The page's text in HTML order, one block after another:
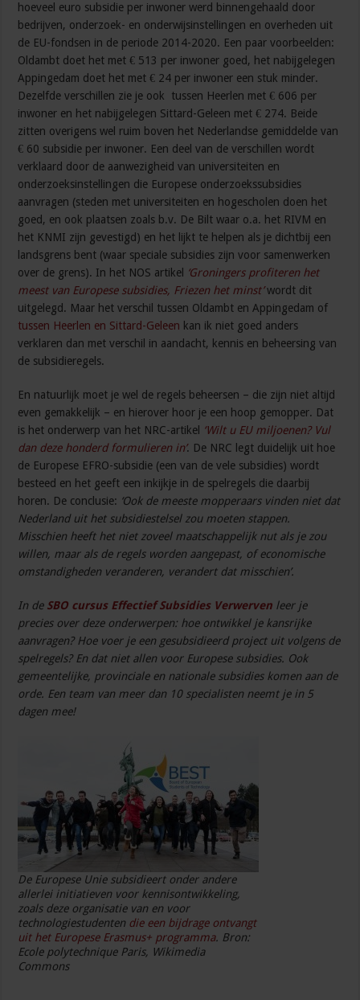
hoeveel euro subsidie per inwoner werd binnengehaald door
bedrijven, onderzoek- en onderwijsinstellingen en overheden uit
de EU-fondsen in de periode 2014-2020. Een paar voorbeelden:
Oldambt doet het met € 513 per inwoner goed, het nabijgelegen
Appingedam doet het met € 24 per inwoner een stuk minder.
Dezelfde verschillen zie je ook tussen Heerlen met € 606 per
inwoner en het nabijgelegen Sittard-Geleen met € 274. Beide
zitten overigens wel ruim boven het Nederlandse gemiddelde van
€ 60 subsidie per inwoner. Een deel van de verschillen wordt
verklaard door de aanwezigheid van universiteiten en
onderzoeksinstellingen die Europese onderzoeks­subsidies
aanvragen (steden met universiteiten en hogescholen doen het
goed, en ook plaatsen zoals b.v. De Bilt waar o.a. het RIVM en
het KNMI zijn gevestigd) en het lijkt te helpen als je dichtbij een
landsgrens bent (waar speciale subsidies zijn voor samenwerken
over de grens). In het NOS artikel ‘Groningers profiteren het
meest van Europese subsidies, Friezen het minst’wordt dit
uitgelegd. Maar het verschil tussen Oldambt en Appingedam of
tussen Heerlen en Sittard-Geleen kan ik niet goed anders
verklaren dan met verschil in aandacht, kennis en beheersing van
de subsidieregels.
En natuurlijk moet je wel de regels beheersen – die zijn niet altijd
even gemakkelijk – en hierover hoor je een hoop gemopper. Dat
is het onderwerp van het NRC-artikel ‘Wilt u EU miljoenen? Vul
dan deze honderd formulieren in’. De NRC legt duidelijk uit hoe
de Europese EFRO-subsidie (een van de vele subsidies) wordt
besteed en het geeft een inkijkje in de spelregels die daarbij
horen. De conclusie: ‘Ook de meeste mopperaars vinden niet dat
Nederland uit het subsidiestelsel zou moeten stappen.
Misschien heeft het niet zoveel maatschappelijk nut als je zou
willen, maar als de regels worden aangepast, of economische
omstandigheden veranderen, verandert dat misschien’.
In de SBO cursus Effectief Subsidies Verwerven leer je
precies over deze onderwerpen: hoe ontwikkel je kansrijke
aanvragen? Hoe voer je een gesubsidieerd project uit volgens de
spelregels? En dat niet allen voor Europese subsidies. Ook
gemeentelijke, provinciale en nationale subsidies komen aan de
orde. Een team van meer dan 10 specialisten neemt je in 5
dagen mee!
De Europese Unie subsidieert onder andere
allerlei initiatieven voor kennisontwikkeling,
zoals deze organisatie van en voor
technologiestudenten die een bijdrage ontvangt
uit het Europese Erasmus+ programma. Bron:
Ecole polytechnique Paris, Wikimedia
Commons